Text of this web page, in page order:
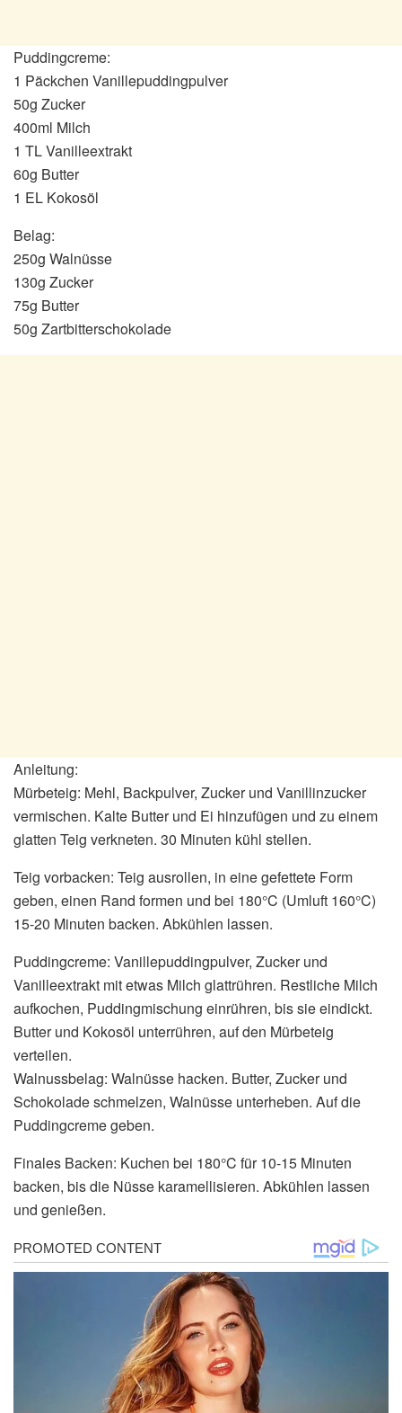
Puddingcreme:
1 Päckchen Vanillepuddingpulver
50g Zucker
400ml Milch
1 TL Vanilleextrakt
60g Butter
1 EL Kokosöl
Belag:
250g Walnüsse
130g Zucker
75g Butter
50g Zartbitterschokolade
Anleitung:
Mürbeteig: Mehl, Backpulver, Zucker und Vanillinzucker
vermischen. Kalte Butter und Ei hinzufügen und zu einem
glatten Teig verkneten. 30 Minuten kühl stellen.
Teig vorbacken: Teig ausrollen, in eine gefettete Form
geben, einen Rand formen und bei 180°C (Umluft 160°C)
15-20 Minuten backen. Abkühlen lassen.
Puddingcreme: Vanillepuddingpulver, Zucker und
Vanilleextrakt mit etwas Milch glattrühren. Restliche Milch
aufkochen, Puddingmischung einrühren, bis sie eindickt.
Butter und Kokosöl unterrühren, auf den Mürbeteig
verteilen.
Walnussbelag: Walnüsse hacken. Butter, Zucker und
Schokolade schmelzen, Walnüsse unterheben. Auf die
Puddingcreme geben.
Finales Backen: Kuchen bei 180°C für 10-15 Minuten
backen, bis die Nüsse karamellisieren. Abkühlen lassen
und genießen.